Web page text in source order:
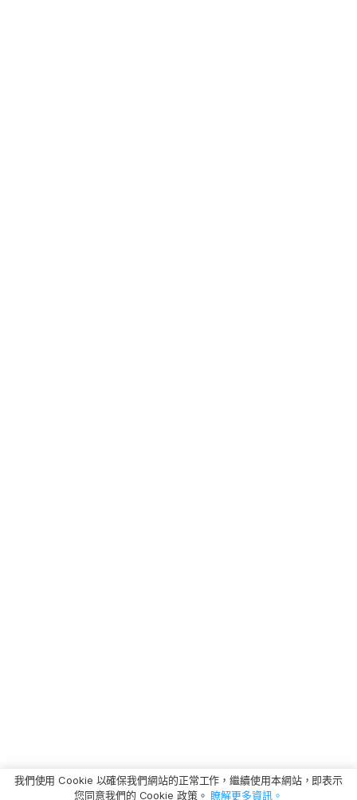
我們使用 Cookie 以確保我們網站的正常工作，繼續使用本網站，即表示
您同意我們的 Cookie 政策。 瞭解更多資訊。